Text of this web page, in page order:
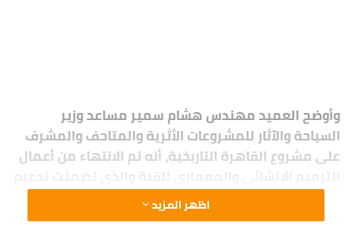
وأوضح العميد مهندس هشام سمير مساعد وزير
السياحة والآثار للمشروعات الأثرية والمتاحف والمشرف
على مشروع القاهرة التاريخية، أنه تم الانتهاء من أعمال
الترميم الإنشائي والمعماري للقبة والذى تضمنت تدعيم
الحوائط والأساسات، وأعمال تنظيف وترميم واجهات
القبة الأربعة ومنطقة انتقال خوذة القبة وهلالها
اظهر المزيد